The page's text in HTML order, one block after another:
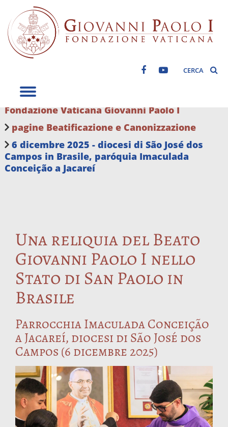
CERCA
Fondazione Vaticana Giovanni Paolo I
pagine Beatificazione e Canonizzazione
6 dicembre 2025 - diocesi di São José dos
Campos in Brasile, paróquia Imaculada
Conceição a Jacareí
Una reliquia del Beato
Giovanni Paolo I nello
Stato di San Paolo in
Brasile
Parrocchia Imaculada Conceição
a Jacareí, diocesi di São José dos
Campos (6 dicembre 2025)